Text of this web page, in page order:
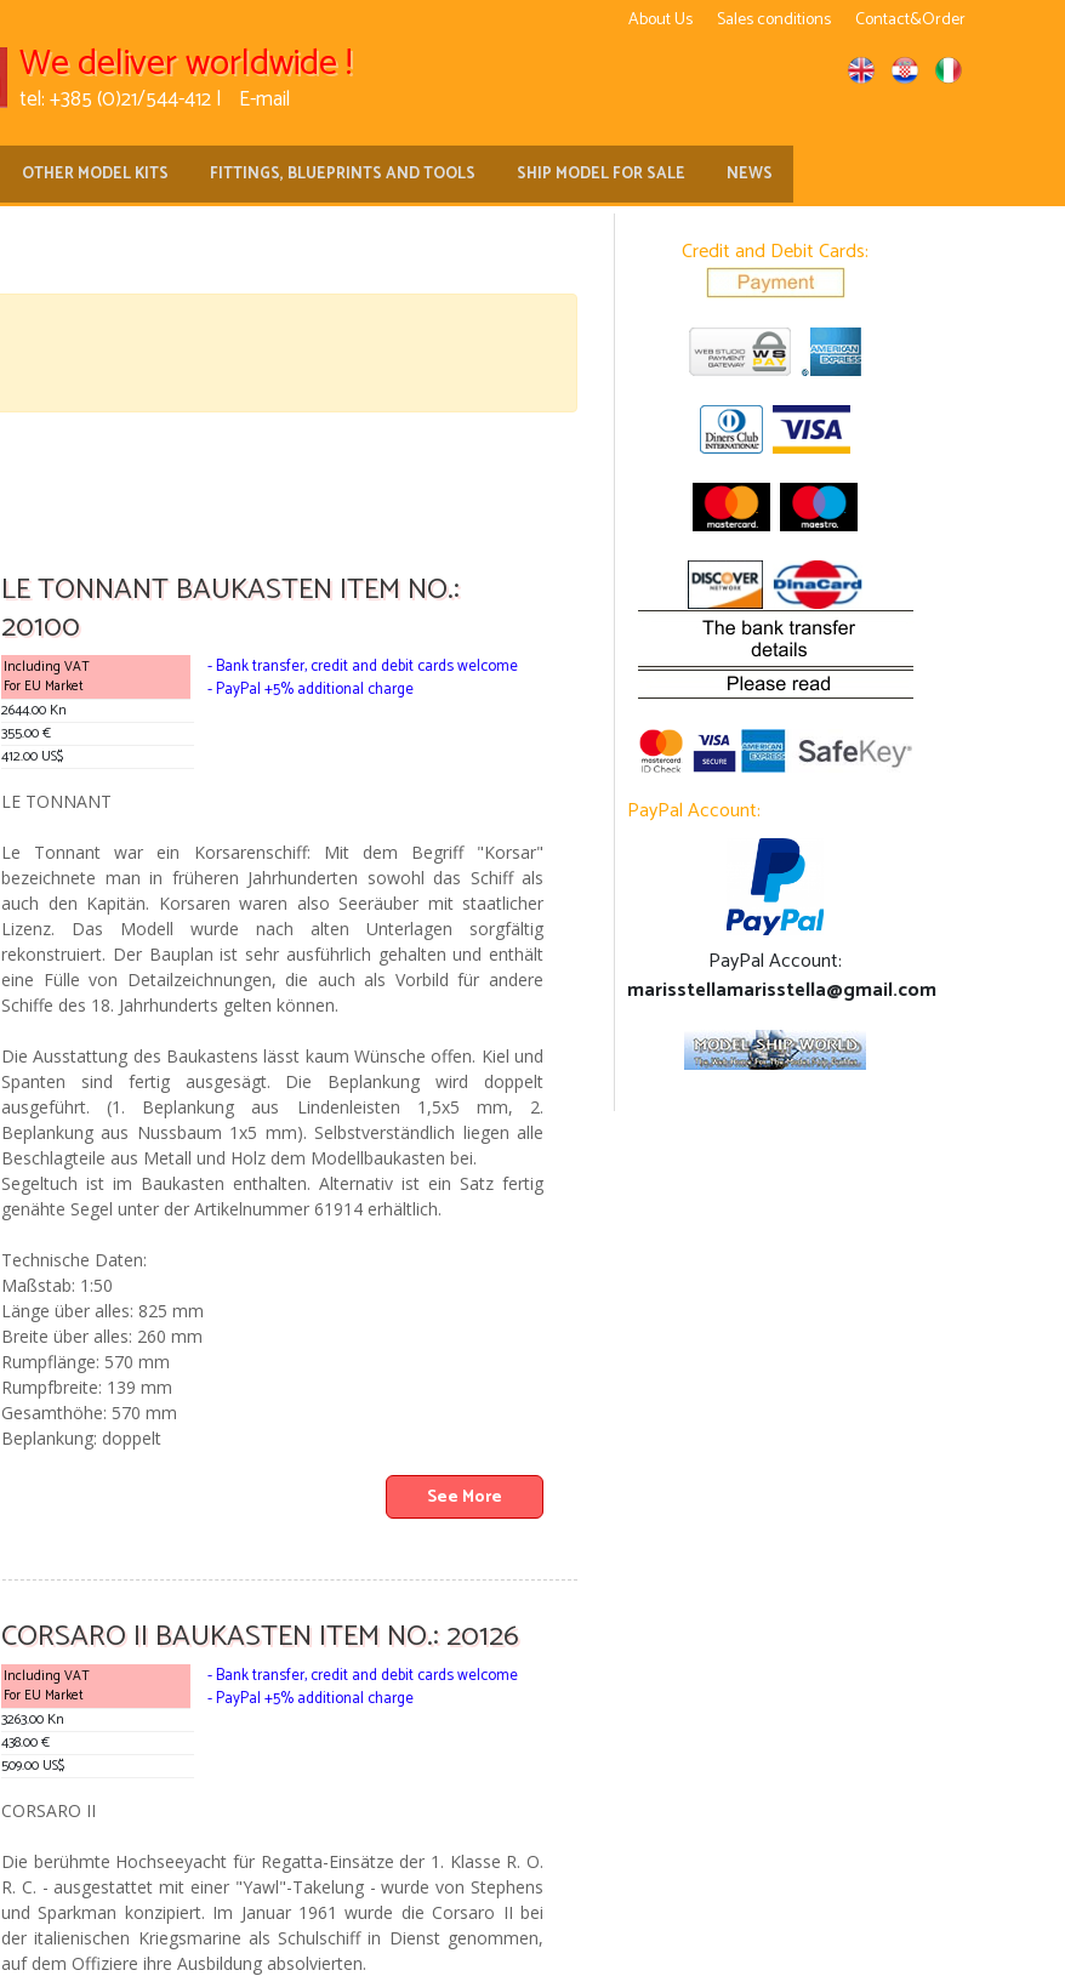
About Us Sales conditions Contact&Order
We deliver worldwide !
tel: +385 (0)21/544-412 | E-mail
OTHER MODEL KITS FITTINGS, BLUEPRINTS AND TOOLS SHIP MODEL FOR SALE NEWS
LE TONNANT BAUKASTEN ITEM NO.:
20100
Including VAT
For EU Market
2644.00 Kn
355.00 €
412.00 US$
- Bank transfer, credit and debit cards welcome
- PayPal +5% additional charge
LE TONNANT
Le Tonnant war ein Korsarenschiff: Mit dem Begriff "Korsar"
bezeichnete man in früheren Jahrhunderten sowohl das Schiff als
auch den Kapitän. Korsaren waren also Seeräuber mit staatlicher
Lizenz. Das Modell wurde nach alten Unterlagen sorgfältig
rekonstruiert. Der Bauplan ist sehr ausführlich gehalten und enthält
eine Fülle von Detailzeichnungen, die auch als Vorbild für andere
Schiffe des 18. Jahrhunderts gelten können.
Die Ausstattung des Baukastens lässt kaum Wünsche offen. Kiel und
Spanten sind fertig ausgesägt. Die Beplankung wird doppelt
ausgeführt. (1. Beplankung aus Lindenleisten 1,5x5 mm, 2.
Beplankung aus Nussbaum 1x5 mm). Selbstverständlich liegen alle
Beschlagteile aus Metall und Holz dem Modellbaukasten bei.
Segeltuch ist im Baukasten enthalten. Alternativ ist ein Satz fertig
genähte Segel unter der Artikelnummer 61914 erhältlich.
Technische Daten:
Maßstab: 1:50
Länge über alles: 825 mm
Breite über alles: 260 mm
Rumpflänge: 570 mm
Rumpfbreite: 139 mm
Gesamthöhe: 570 mm
Beplankung: doppelt
See More
CORSARO II BAUKASTEN ITEM NO.: 20126
Including VAT
For EU Market
3263.00 Kn
438.00 €
509.00 US$
- Bank transfer, credit and debit cards welcome
- PayPal +5% additional charge
CORSARO II
Die berühmte Hochseeyacht für Regatta-Einsätze der 1. Klasse R. O.
R. C. - ausgestattet mit einer "Yawl"-Takelung - wurde von Stephens
und Sparkman konzipiert. Im Januar 1961 wurde die Corsaro II bei
der italienischen Kriegsmarine als Schulschiff in Dienst genommen,
auf dem Offiziere ihre Ausbildung absolvierten.
Credit and Debit Cards:
PayPal Account:
PayPal Account:
marisstellamarisstella@gmail.com